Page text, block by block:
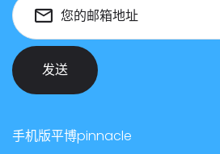
您的邮箱地址
发送
手机版平博pinnacle